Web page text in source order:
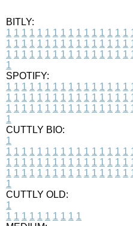
BITLY:
1 1 1 1 1 1 1 1 1 1 1 1 1 1 1 1
1 1 1 1 1 1 1 1 1 1 1 1 1 1 1 1
1 1 1 1 1 1 1 1 1 1 1 1 1 1 1 1
1
SPOTIFY:
1 1 1 1 1 1 1 1 1 1 1 1 1 1 1 1
1 1 1 1 1 1 1 1 1 1 1 1 1 1 1 1
1 1 1 1 1 1 1 1 1 1 1 1 1 1 1 1
1
CUTTLY BIO:
1
1 1 1 1 1 1 1 1 1 1 1 1 1 1 1 1
1 1 1 1 1 1 1 1 1 1 1 1 1 1 1 1
1 1 1 1 1 1 1 1 1 1 1 1 1 1 1 1
1
CUTTLY OLD:
1
1 1 1 1 1 1 1 1 1 1